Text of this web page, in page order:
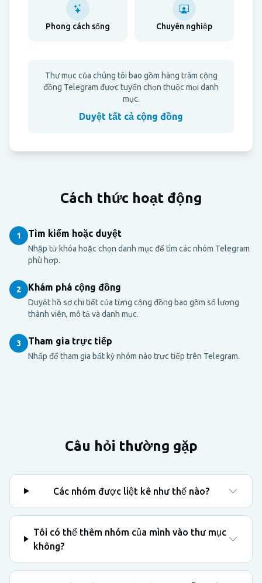
Phong cách sống Chuyên nghiệp
Thư mục của chúng tôi bao gồm hàng trăm cộng
đồng Telegram được tuyển chọn thuộc mọi danh
mục.
Duyệt tất cả cộng đồng
Cách thức hoạt động
1 Tìm kiếm hoặc duyệt
Nhập từ khóa hoặc chọn danh mục để tìm các nhóm Telegram
phù hợp.
2 Khám phá cộng đồng
Duyệt hồ sơ chi tiết của từng cộng đồng bao gồm số lượng
thành viên, mô tả và danh mục.
3 Tham gia trực tiếp
Nhấp để tham gia bất kỳ nhóm nào trực tiếp trên Telegram.
Câu hỏi thường gặp
Các nhóm được liệt kê như thế nào?
Tôi có thể thêm nhóm của mình vào thư mục
không?